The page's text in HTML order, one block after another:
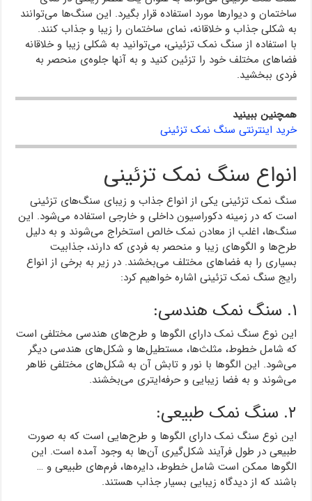
ساختمان و دیوارها مورد استفاده قرار بگیرد. این سنگ‌ها می‌توانند
به شکلی جذاب و خلاقانه، نمای ساختمان را زیبا و جذاب کنند.
با استفاده از سنگ نمک تزئینی، می‌توانید به شکلی زیبا و خلاقانه
فضاهای مختلف خود را تزئین کنید و به آنها جلوه‌ی منحصر به
فردی ببخشید.
همچنین ببینید
خرید اینترنتی سنگ نمک تزئینی
انواع سنگ نمک تزئینی
سنگ نمک تزئینی یکی از انواع جذاب و زیبای سنگ‌های تزئینی
است که در زمینه دکوراسیون داخلی و خارجی استفاده می‌شود. این
سنگ‌ها، اغلب از معادن نمک خالص استخراج می‌شوند و به دلیل
طرح‌ها و الگوهای زیبا و منحصر به فردی که دارند، جذابیت
بسیاری را به فضاهای مختلف می‌بخشند. در زیر به برخی از انواع
رایج سنگ نمک تزئینی اشاره خواهیم کرد:
۱. سنگ نمک هندسی:
این نوع سنگ نمک دارای الگوها و طرح‌های هندسی مختلفی است
که شامل خطوط، مثلث‌ها، مستطیل‌ها و شکل‌های هندسی دیگر
می‌شود. این الگوها با نور و تابش آن به شکل‌های مختلفی ظاهر
می‌شوند و به فضا زیبایی و حرفه‌ایتری می‌بخشند.
۲. سنگ نمک طبیعی:
این نوع سنگ نمک دارای الگوها و طرح‌هایی است که به صورت
طبیعی در طول فرآیند شکل‌گیری آن‌ها به وجود آمده است. این
الگوها ممکن است شامل خطوط، دایره‌ها، فرم‌های طبیعی و …
باشند که از دیدگاه زیبایی بسیار جذاب هستند.